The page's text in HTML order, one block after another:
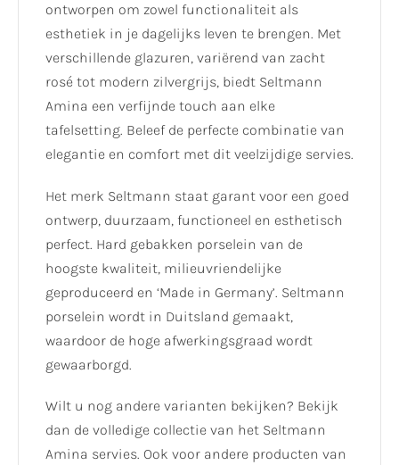
ontworpen om zowel functionaliteit als
esthetiek in je dagelijks leven te brengen. Met
verschillende glazuren, variërend van zacht
rosé tot modern zilvergrijs, biedt Seltmann
Amina een verfijnde touch aan elke
tafelsetting. Beleef de perfecte combinatie van
elegantie en comfort met dit veelzijdige servies.
Het merk Seltmann staat garant voor een goed
ontwerp, duurzaam, functioneel en esthetisch
perfect. Hard gebakken porselein van de
hoogste kwaliteit, milieuvriendelijke
geproduceerd en ‘Made in Germany’. Seltmann
porselein wordt in Duitsland gemaakt,
waardoor de hoge afwerkingsgraad wordt
gewaarborgd.
Wilt u nog andere varianten bekijken? Bekijk
dan de volledige collectie van het Seltmann
Amina servies. Ook voor andere producten van